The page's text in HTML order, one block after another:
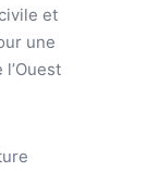
et
une